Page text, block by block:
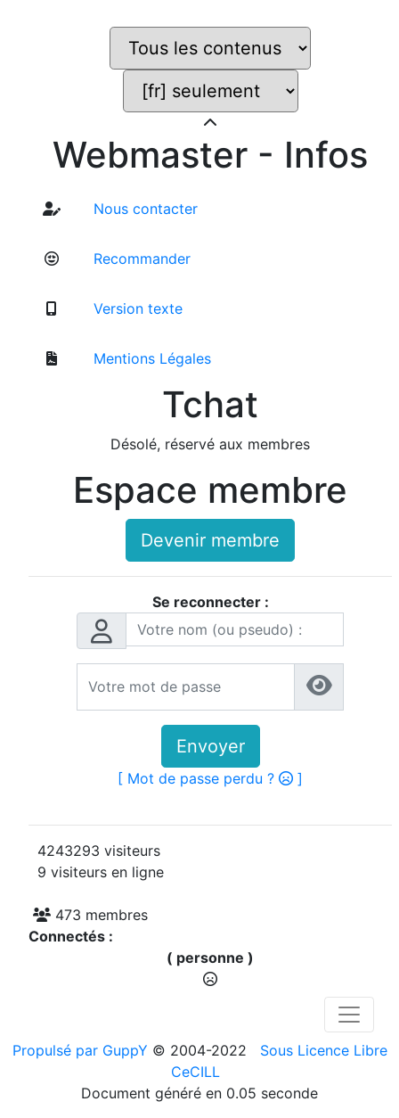
Webmaster - Infos
Nous contacter
Recommander
Version texte
Mentions Légales
Tchat
Désolé, réservé aux membres
Espace membre
Devenir membre
Se reconnecter :
Envoyer
[ Mot de passe perdu ? ]
4243293 visiteurs
9 visiteurs en ligne
473 membres
Connectés :
( personne )
Propulsé par GuppY © 2004-2022
Sous Licence Libre
CeCILL
Document généré en 0.05 seconde